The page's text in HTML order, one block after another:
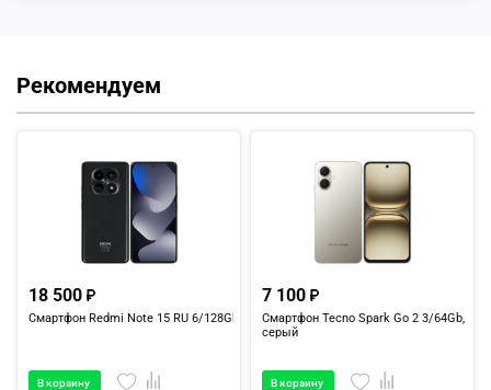
Рекомендуем
18 500
Смартфон Redmi Note 15 RU 6/128Gb черный
В корзину
7 100
Смартфон Tecno Spark Go 2 3/64Gb,
серый
В корзину